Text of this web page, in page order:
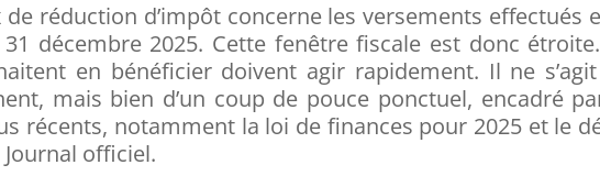
réduction d’impôt concerne les versements effectués
décembre 2025. Cette fenêtre fiscale est donc
en bénéficier doivent agir rapidement. Il ne
mais bien d’un coup de pouce ponctuel, encadré
récents, notamment la loi de finances pour 2025 et le
officiel.